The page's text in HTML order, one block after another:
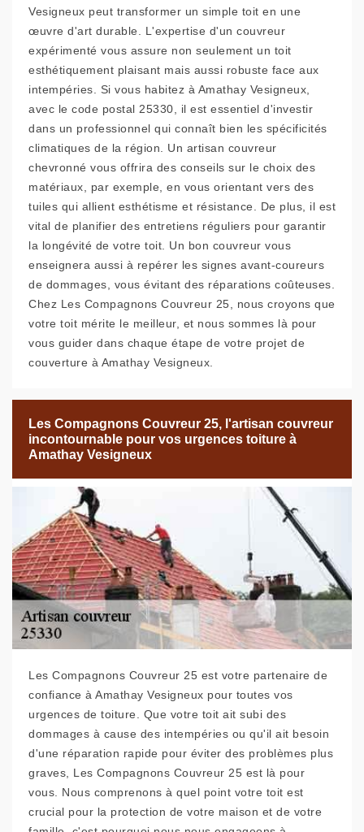
Vesigneux peut transformer un simple toit en une
œuvre d'art durable. L'expertise d'un couvreur
expérimenté vous assure non seulement un toit
esthétiquement plaisant mais aussi robuste face aux
intempéries. Si vous habitez à Amathay Vesigneux,
avec le code postal 25330, il est essentiel d'investir
dans un professionnel qui connaît bien les spécificités
climatiques de la région. Un artisan couvreur
chevronné vous offrira des conseils sur le choix des
matériaux, par exemple, en vous orientant vers des
tuiles qui allient esthétisme et résistance. De plus, il est
vital de planifier des entretiens réguliers pour garantir
la longévité de votre toit. Un bon couvreur vous
enseignera aussi à repérer les signes avant-coureurs
de dommages, vous évitant des réparations coûteuses.
Chez Les Compagnons Couvreur 25, nous croyons que
votre toit mérite le meilleur, et nous sommes là pour
vous guider dans chaque étape de votre projet de
couverture à Amathay Vesigneux.
Les Compagnons Couvreur 25, l'artisan couvreur
incontournable pour vos urgences toiture à
Amathay Vesigneux
Les Compagnons Couvreur 25 est votre partenaire de
confiance à Amathay Vesigneux pour toutes vos
urgences de toiture. Que votre toit ait subi des
dommages à cause des intempéries ou qu'il ait besoin
d'une réparation rapide pour éviter des problèmes plus
graves, Les Compagnons Couvreur 25 est là pour
vous. Nous comprenons à quel point votre toit est
crucial pour la protection de votre maison et de votre